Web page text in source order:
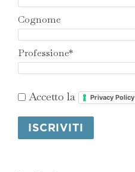
Cognome
Professione*
Accetto la Privacy Policy